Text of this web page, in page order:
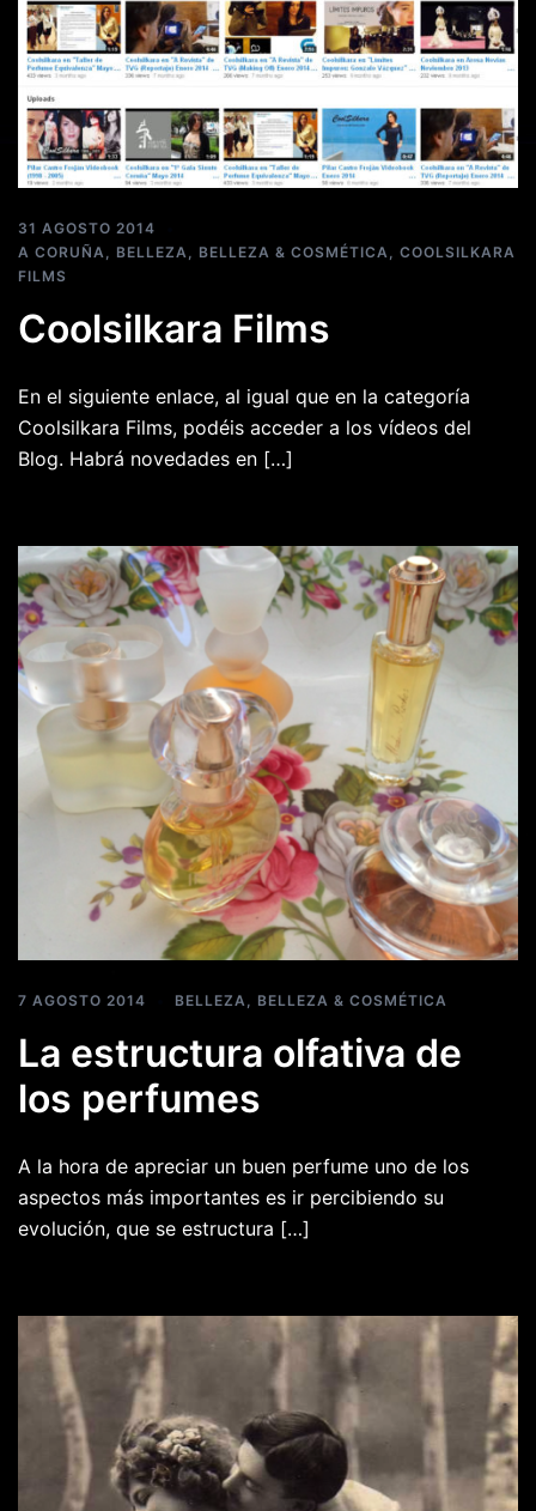
31 AGOSTO 2014
A CORUÑA
BELLEZA BELLEZA & COSMÉTICA
COOLSILKARA
FILMS
Coolsilkara Films
En el siguiente enlace, al igual que en la categoría
Coolsilkara Films, podéis acceder a los vídeos del
Blog. Habrá novedades en […]
7 AGOSTO 2014 BELLEZA, BELLEZA & COSMÉTICA
La estructura olfativa de
los perfumes
A la hora de apreciar un buen perfume uno de los
aspectos más importantes es ir percibiendo su
evolución, que se estructura […]